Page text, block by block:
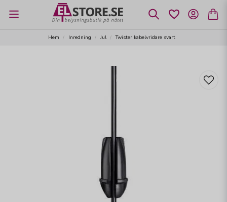
Hem Inredning Jul Twister kabelvridare svart